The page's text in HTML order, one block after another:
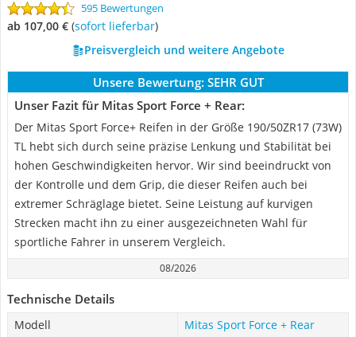
595 Bewertungen
ab 107,00 € ( Sofort lieferbar)
Preisvergleich und weitere Angebote
Unsere Bewertung: SEHR GUT
Unser Fazit für Mitas ‎Sport Force + Rear:
Der Mitas Sport Force+ Reifen in der Größe 190/50ZR17 (73W)
TL hebt sich durch seine präzise Lenkung und Stabilität bei
hohen Geschwindigkeiten hervor. Wir sind beeindruckt von
der Kontrolle und dem Grip, die dieser Reifen auch bei
extremer Schräglage bietet. Seine Leistung auf kurvigen
Strecken macht ihn zu einer ausgezeichneten Wahl für
sportliche Fahrer in unserem Vergleich.
08/2026
Technische Details
Modell
Mitas ‎Sport Force + Rear